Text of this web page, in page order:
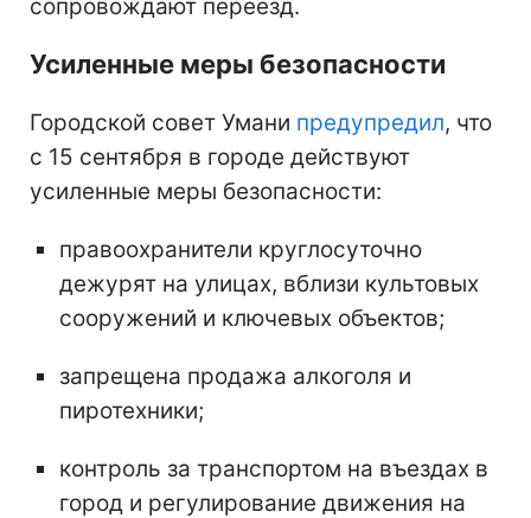
сопровождают переезд.
Усиленные меры безопасности
Городской совет Умани предупредил, что
с 15 сентября в городе действуют
усиленные меры безопасности:
правоохранители круглосуточно
дежурят на улицах, вблизи культовых
сооружений и ключевых объектов;
запрещена продажа алкоголя и
пиротехники;
контроль за транспортом на въездах в
город и регулирование движения на